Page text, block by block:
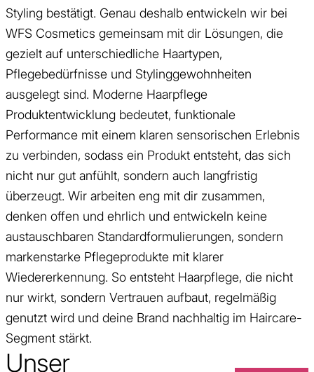
Styling bestätigt. Genau deshalb entwickeln wir bei
WFS Cosmetics gemeinsam mit dir Lösungen, die
gezielt auf unterschiedliche Haartypen,
Pflegebedürfnisse und Stylinggewohnheiten
ausgelegt sind. Moderne Haarpflege
Produktentwicklung bedeutet, funktionale
Performance mit einem klaren sensorischen Erlebnis
zu verbinden, sodass ein Produkt entsteht, das sich
nicht nur gut anfühlt, sondern auch langfristig
überzeugt. Wir arbeiten eng mit dir zusammen,
denken offen und ehrlich und entwickeln keine
austauschbaren Standardformulierungen, sondern
markenstarke Pflegeprodukte mit klarer
Wiedererkennung. So entsteht Haarpflege, die nicht
nur wirkt, sondern Vertrauen aufbaut, regelmäßig
genutzt wird und deine Brand nachhaltig im Haircare-
Segment stärkt.
Unser